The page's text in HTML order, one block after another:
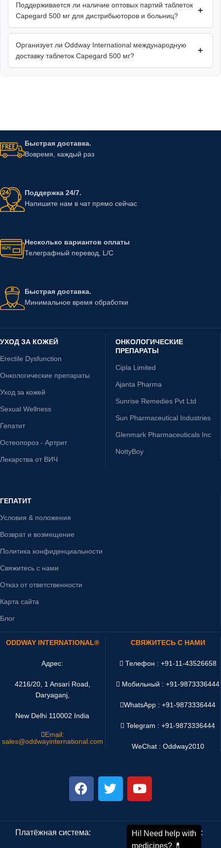
Поддерживается ли наличие оптовых партий таблеток
Capegard 500 мг для дистрибьюторов и больниц?
+
Организует ли Oddway International международную
доставку таблеток Capegard 500 мг?
+
Быстрая доставка.
Вовремя, каждый раз
Поддержка 24/7.
Напишите нам в чат прямо сейчас
Несколько вариантов оплаты
Телеграфный перевод, L/C
Быстрая доставка.
Минимальное время обработки
УХОД ЗА КОЖЕЙ
Erectile Dysfunction
Онкологические препараты
Уход за кожей
Sexual Wellness
Гепатит
Остеопороз - Артрит
Лекарства от ВИЧ
ОНКОЛОГИЧЕСКИЕ
ПРЕПАРАТЫ
Cipla Limited
Ajanta Pharma
Sunrise Remedies Pvt Ltd
Sun Pharmaceutical Industries
Glenmark Pharmaceuticals Inc
NottyBoy
ГЕПАТИТ
Условия & положения
Возврат и возмещение
Политика конфиденциальности
Свяжитесь с нами
Отказ от ответственности
Карта сайта
Блог
ODDWAY INTERNATIONAL®
Адрес:
4216/20, 1 Ansari Road,
Daryaganj,
New Delhi 110002 India
Email:
sales@oddwayinternational.com
СВЯЖИТЕСЬ С НАМИ
Телефон : +91-11-43526658
Мобильный : +91-9873336444
WhatsApp :+91-9873336444
Telegram : +91-9873336444
WeChat : Oddway2010
Платёжная система: Система доставки: